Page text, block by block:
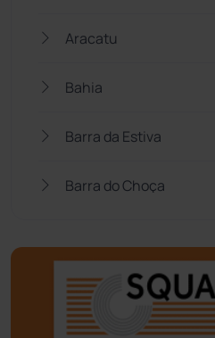
Aracatu
Bahia
Barra da Estiva
Barra do Choça
Bom Jesus da Lapa
Boquira